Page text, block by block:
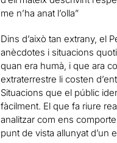
me n’ha anat l’olla”
Dins d’això tan extrany, el
anècdotes i situacions
quan era humà, i que ara
extraterrestre li costen
Situacions que el públic
fàcilment. El que fa riure
analitzar com ens
punt de vista allunyat d’un